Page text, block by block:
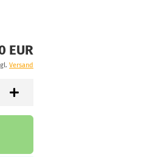
EUR
Versand